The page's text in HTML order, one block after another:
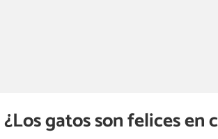
¿Los gatos son felices en